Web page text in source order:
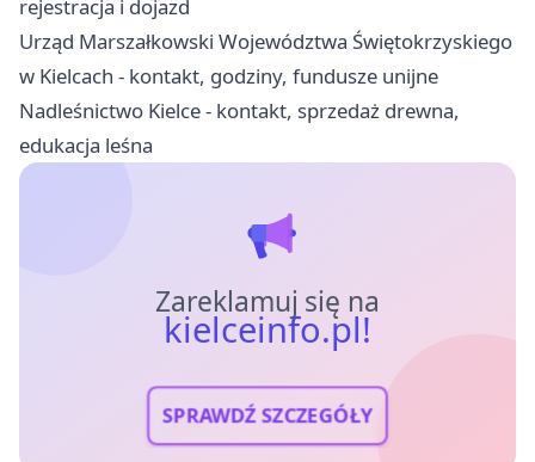
rejestracja i dojazd
Urząd Marszałkowski Województwa Świętokrzyskiego
w Kielcach - kontakt, godziny, fundusze unijne
Nadleśnictwo Kielce - kontakt, sprzedaż drewna,
edukacja leśna
Zareklamuj się na
kielceinfo.pl!
SPRAWDŹ SZCZEGÓŁY